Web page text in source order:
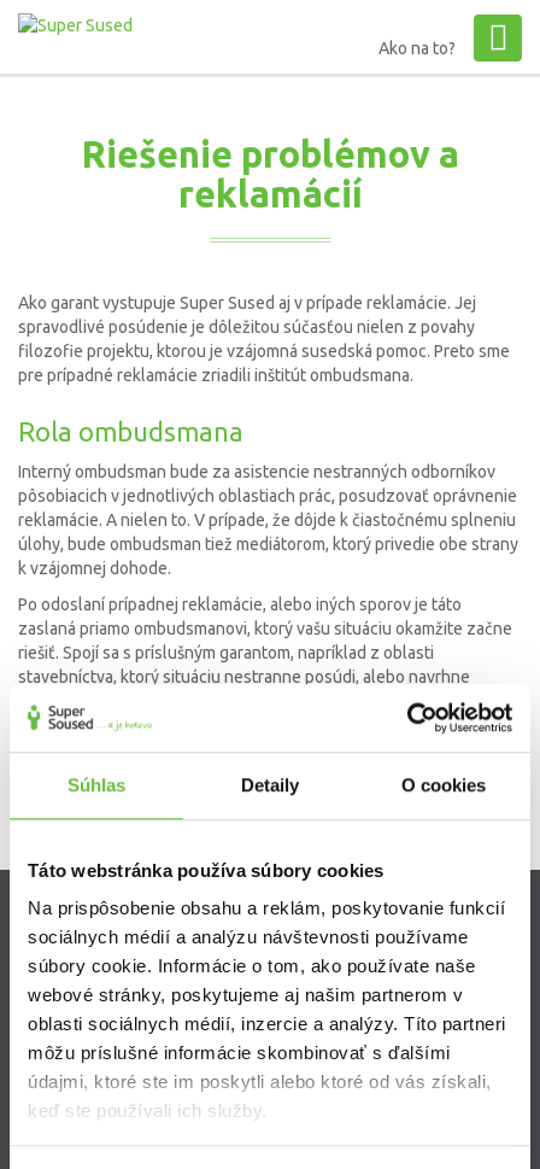
Súhlas Detaily O cookies
Táto webstránka používa súbory cookies
Na prispôsobenie obsahu a reklám, poskytovanie funkcií
sociálnych médií a analýzu návštevnosti používame
súbory cookie. Informácie o tom, ako používate naše
webové stránky, poskytujeme aj našim partnerom v
oblasti sociálnych médií, inzercie a analýzy. Títo partneri
môžu príslušné informácie skombinovať s ďalšími
údajmi, ktoré ste im poskytli alebo ktoré od vás získali,
keď ste používali ich služby.
Ako na to?
Riešenie problémov a
reklamácií
Ako garant vystupuje Super Sused aj v prípade reklamácie. Jej
spravodlivé posúdenie je dôležitou súčasťou nielen z povahy
filozofie projektu, ktorou je vzájomná susedská pomoc. Preto sme
pre prípadné reklamácie zriadili inštitút ombudsmana.
Rola ombudsmana
Interný ombudsman bude za asistencie nestranných odborníkov
pôsobiacich v jednotlivých oblastiach prác, posudzovať oprávnenie
reklamácie. A nielen to. V prípade, že dôjde k čiastočnému splneniu
úlohy, bude ombudsman tiež mediátorom, ktorý privedie obe strany
k vzájomnej dohode.
Po odoslaní prípadnej reklamácie, alebo iných sporov je táto
zaslaná priamo ombudsmanovi, ktorý vašu situáciu okamžite začne
riešiť. Spojí sa s príslušným garantom, napríklad z oblasti
stavebníctva, ktorý situáciu nestranne posúdi, alebo navrhne
obhliadku miesta. Po finalizácii posúdenia vás bude informovať o
stave vybavenia.
preto nie je potrebné kontaktovať ho iným spôsobom.
Zistite viac
Ako Super Sused funguje?
Ako sa stať Super Susedom?
Často kladené otázky